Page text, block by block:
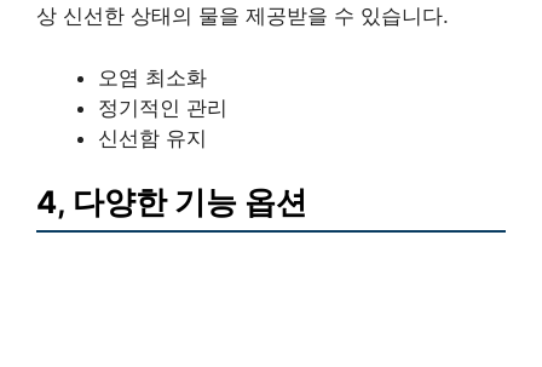
상 신선한 상태의 물을 제공받을 수 있습니다.
오염 최소화
정기적인 관리
신선함 유지
4, 다양한 기능 옵션